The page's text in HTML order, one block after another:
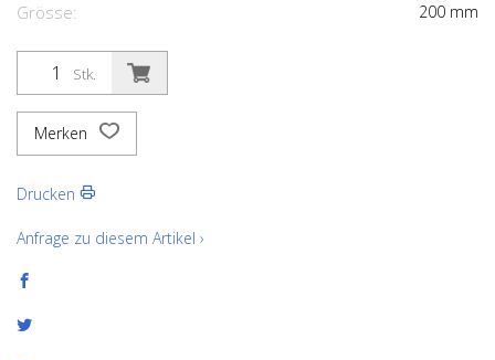
Grösse: 200 mm
Stk.
Merken
Drucken
Anfrage zu diesem Artikel ›